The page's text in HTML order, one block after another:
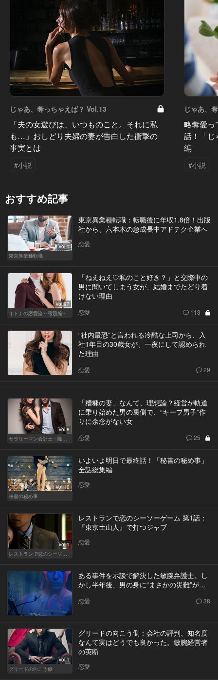
じゃあ、奪っちゃえば？ Vol.13
「夫の女遊びは、いつものこと。それに私
も…」おしどり夫婦の妻が告白した衝撃の
事実とは
#小説
じゃあ、
略奪愛っ
話！「じ
編
#小説
おすすめ記事
Vol.1
東京異業種転職
東京異業種転職：転職後に年収1.8倍！出版
社から、六本木の急成長中アドテク企業へ
恋愛
Vol.97
オトナの恋愛論～宿題編～
「ねえねえ♡私のこと好き？」と交際中の
男に聞いてしまう女が、結婚までたどり着
けない理由
恋愛 113
“社内最恐”と言われる冷酷な上司から、入
社1年目の30歳女が、一夜にして認められ
た理由
恋愛 29
Vol.8
サラリーマン会計士・隆一の迷い
「糟糠の妻」なんて、理想論？経営が軌道
に乗り始めた男の裏側で、“キープ男子”作
りに余念がない女
恋愛 25
Vol.10
秘書の秘め事
いよいよ明日で最終話！「秘書の秘め事」
全話総集編
恋愛
Vol.1
レストランで恋のシーソーゲーム（MAN）
レストランで恋のシーソーゲーム 第1話：
『東京土山人』で打つジャブ
恋愛
ある事件を示談で解決した敏腕弁護士。し
かし半年後、男の身に“まさかの災難”が…
恋愛 38
Vol.1
グリードの向こう側
グリードの向こう側：会社の評判、知名度
なんて実はどうでも良かった。敏腕経営者
の英断
恋愛